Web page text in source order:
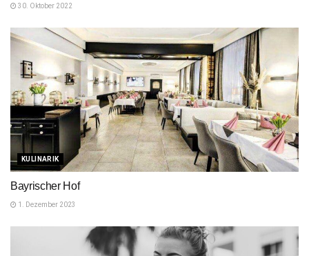
30. Oktober 2022
KULINARIK
Bayrischer Hof
1. Dezember 2023